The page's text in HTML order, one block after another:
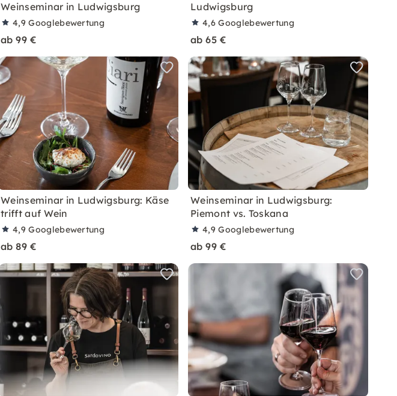
Weinseminar in Ludwigsburg
4,9Googlebewertung
ab 99 €
Ludwigsburg
4,6Googlebewertung
ab 65 €
Weinseminar in Ludwigsburg: Käse
trifft auf Wein
4,9Googlebewertung
ab 89 €
Weinseminar in Ludwigsburg:
Piemont vs. Toskana
4,9Googlebewertung
ab 99 €